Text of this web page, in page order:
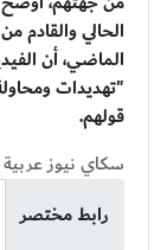
الحالي والقادم
الماضي، أن
"تهديدات
قولهم.
سكاي نيوز عربية
رابط مختصر